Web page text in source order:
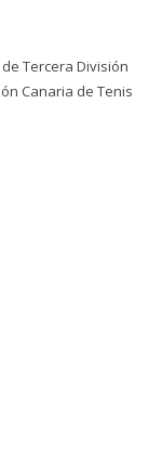
Tercera División